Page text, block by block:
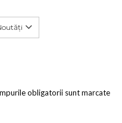
obligatorii sunt marcate